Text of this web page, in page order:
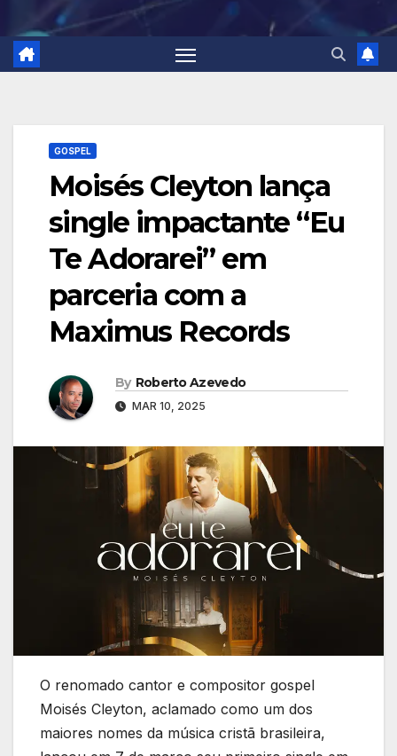
GOSPEL
Moisés Cleyton lança
single impactante “Eu
Te Adorarei” em
parceria com a
Maximus Records
By Roberto Azevedo
MAR 10, 2025
O renomado cantor e compositor gospel
Moisés Cleyton, aclamado como um dos
maiores nomes da música cristã brasileira,